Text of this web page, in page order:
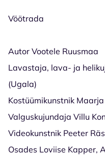
Vöötrada
Autor Vootele Ruusmaa
Lavastaja, lava- ja
(Ugala)
Kostüümikunstnik
Valguskujundaja Villu
Videokunstnik Peeter
Osades Loviise Kapper,